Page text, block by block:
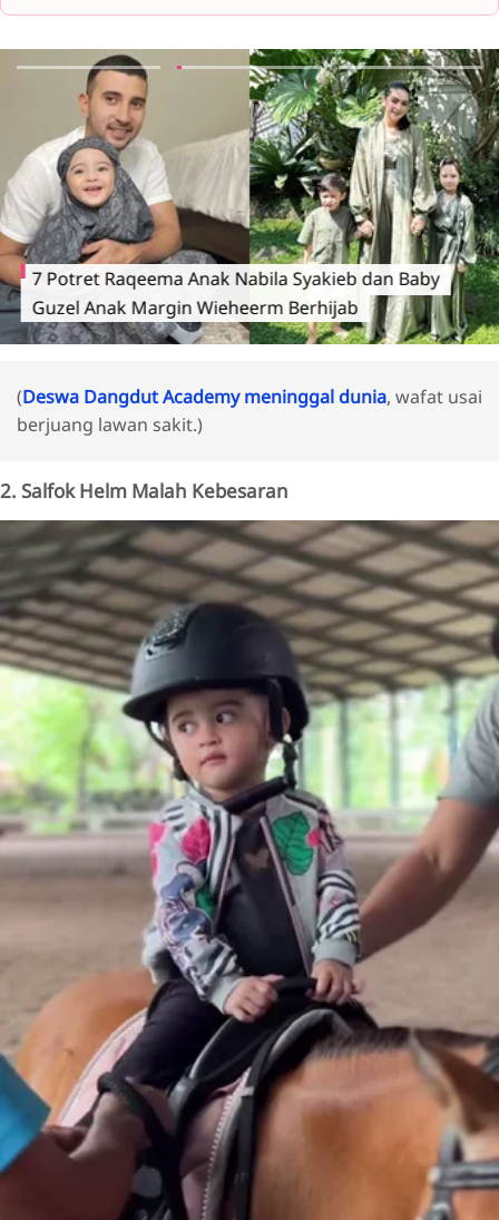
7 Potret Raqeema Anak Nabila Syakieb dan Baby
Guzel Anak Margin Wieheerm Berhijab
(Deswa Dangdut Academy meninggal dunia, wafat usai
berjuang lawan sakit.)
2. Salfok Helm Malah Kebesaran